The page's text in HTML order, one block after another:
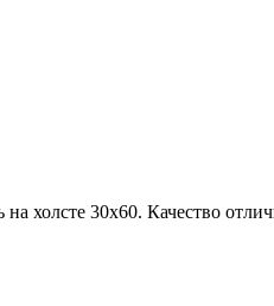
на холсте 30х60. Качество